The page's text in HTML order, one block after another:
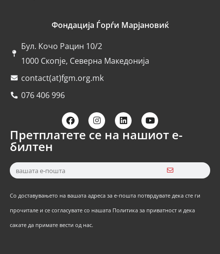
Фондација Ѓорѓи Марјановиќ
Бул. Кочо Рацин 10/2
1000 Скопје, Северна Македонија
contact(at)fgm.org.mk
076 406 996
Претплатете се на нашиот е-
билтен
Со доставувањето на вашата адреса за е-пошта потврдувате дека сте ги
прочитале и се согласувате со нашата Политика за приватност и дека
сакате да примате вести од нас.